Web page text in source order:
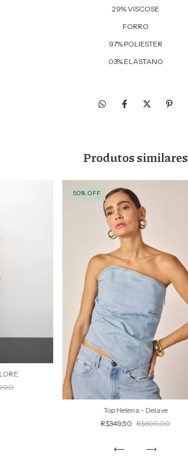
29% VISCOSE
FORRO
97% POLIESTER
03% ELASTANO
Produtos similares
50% OFF
Top Helena - Delave
R$349,50 R$699,00